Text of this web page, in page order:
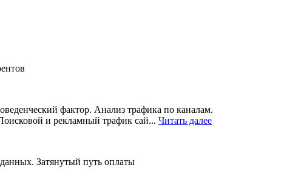
фактор. Анализ трафика по каналам.
и рекламный трафик сай... Читать далее
Затянутый путь оплаты